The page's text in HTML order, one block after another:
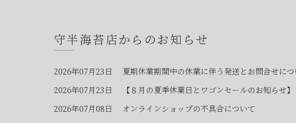
守半海苔店からのお知らせ
2026年07月23日
夏期休業期間中の休業に伴う発送とお問合せにつ
2026年07月23日
【８月の夏季休業日とワゴンセールのお知らせ】
2026年07月08日
オンラインショップの不具合について